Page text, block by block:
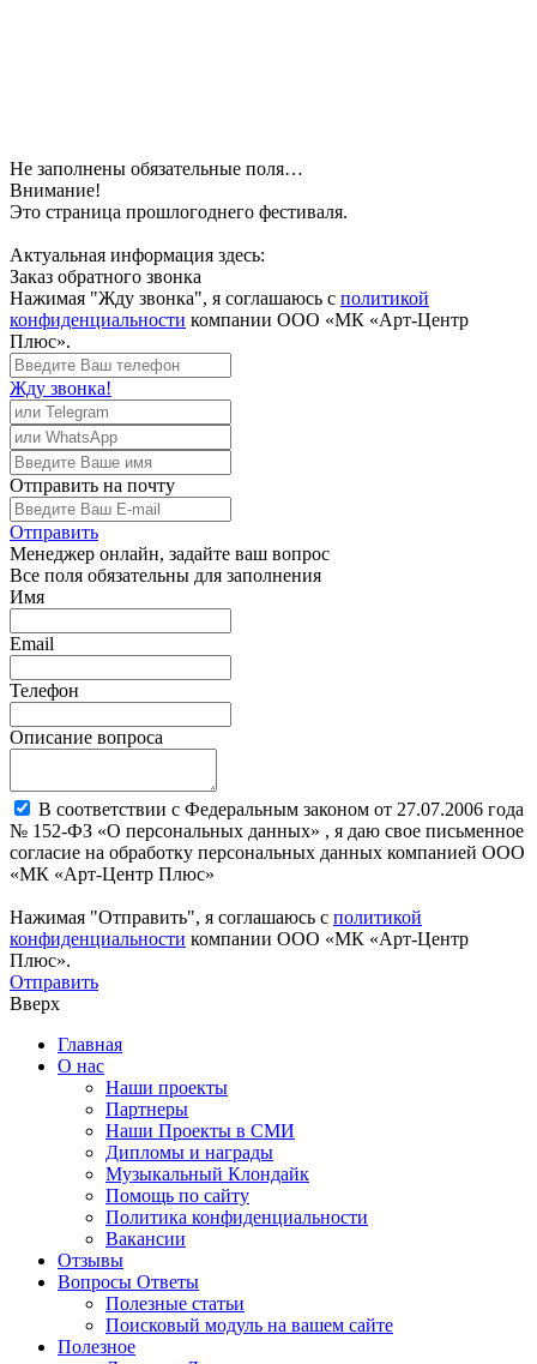
Не заполнены обязательные поля…
Внимание!
Это страница прошлогоднего фестиваля.
Актуальная информация здесь:
Заказ обратного звонка
Нажимая "Жду звонка", я соглашаюсь с политикой
конфиденциальности компании ООО «МК «Арт-Центр
Плюс».
Жду звонка!
Отправить на почту
Отправить
Менеджер онлайн, задайте ваш вопрос
Все поля обязательны для заполнения
Имя
Email
Телефон
Описание вопроса
В соответствии с Федеральным законом от 27.07.2006 года
№ 152-ФЗ «О персональных данных» , я даю свое письменное
согласие на обработку персональных данных компанией ООО
«МК «Арт-Центр Плюс»
Нажимая "Отправить", я соглашаюсь с политикой
конфиденциальности компании ООО «МК «Арт-Центр
Плюс».
Отправить
Вверх
Главная
О нас
Наши проекты
Партнеры
Наши Проекты в СМИ
Дипломы и награды
Музыкальный Клондайк
Помощь по сайту
Политика конфиденциальности
Вакансии
Отзывы
Вопросы Ответы
Полезные статьи
Поисковый модуль на вашем сайте
Полезное